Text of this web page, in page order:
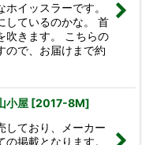
イッスラーです。
しているのかな。 首
吹きます。 こちらの
ので、お届けまで約
小屋 [2017-8M]
しており、メーカー
掲載となります。